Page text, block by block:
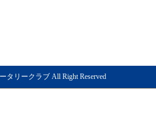
タリークラブ All Right Reserved